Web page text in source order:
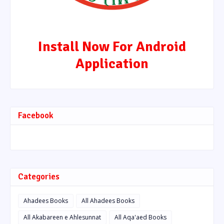
Install Now For Android
Application
Facebook
Categories
Ahadees Books
All Ahadees Books
All Akabareen e Ahlesunnat
All Aqa'aed Books